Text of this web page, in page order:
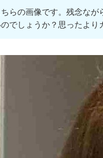
らの画像です。残念なが
でしょうか？思ったより